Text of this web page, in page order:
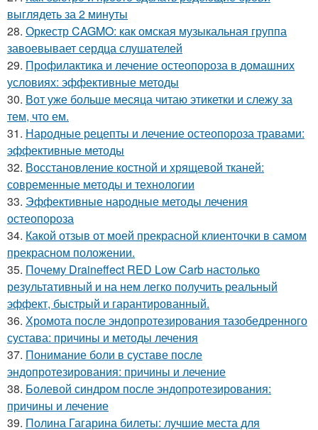
выглядеть за 2 минуты
28. Оркестр CAGMO: как омская музыкальная группа
завоевывает сердца слушателей
29. Профилактика и лечение остеопороза в домашних
условиях: эффективные методы
30. Вот уже больше месяца читаю этикетки и слежу за
тем, что ем.
31. Народные рецепты и лечение остеопороза травами:
эффективные методы
32. Восстановление костной и хрящевой тканей:
современные методы и технологии
33. Эффективные народные методы лечения
остеопороза
34. Какой отзыв от моей прекрасной клиенточки в самом
прекрасном положении.
35. Почему Draineffect RED Low Carb настолько
результативный и на нем легко получить реальный
эффект, быстрый и гарантированный.
36. Хромота после эндопротезирования тазобедренного
сустава: причины и методы лечения
37. Понимание боли в суставе после
эндопротезирования: причины и лечение
38. Болевой синдром после эндопротезирования:
причины и лечение
39. Полина Гагарина билеты: лучшие места для